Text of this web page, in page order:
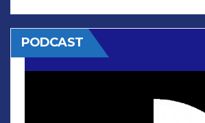
PODCAST